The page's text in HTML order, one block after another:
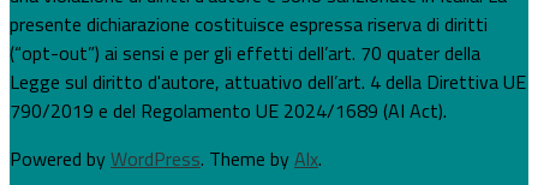
presente dichiarazione costituisce espressa riserva di diritti
(“opt-out”) ai sensi e per gli effetti dell’art. 70 quater della
Legge sul diritto d'autore, attuativo dell’art. 4 della Direttiva UE
790/2019 e del Regolamento UE 2024/1689 (AI Act).
Powered byWordPress. Theme byAlx.